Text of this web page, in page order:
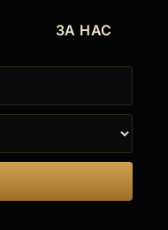
ЗА НАС